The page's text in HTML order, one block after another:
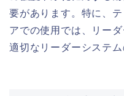
要があります。特に、
アでの使用では、リー
適切なリーダーシステ